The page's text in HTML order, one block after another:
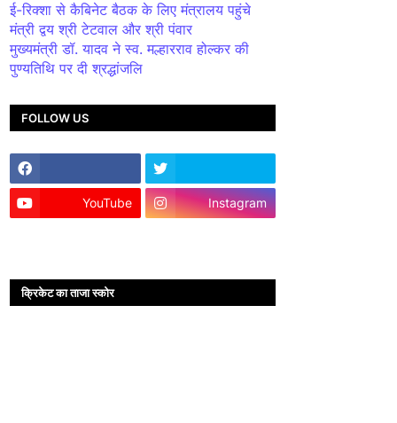
ई-रिक्शा से कैबिनेट बैठक के लिए मंत्रालय पहुंचे
मंत्री द्वय श्री टेटवाल और श्री पंवार
मुख्यमंत्री डॉ. यादव ने स्व. मल्हारराव होल्कर की
पुण्यतिथि पर दी श्रद्धांजलि
FOLLOW US
YouTube Instagram
क्रिकेट का ताजा स्कोर